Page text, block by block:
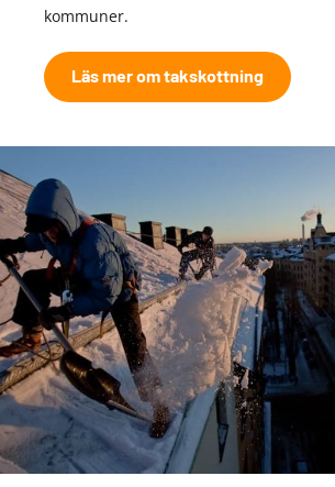
kommuner.
Läs mer om takskottning